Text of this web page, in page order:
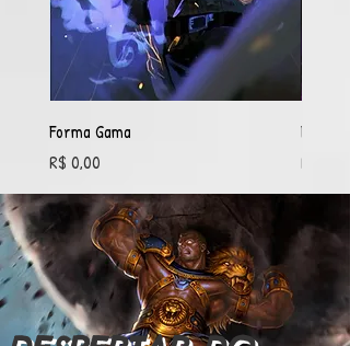
Forma Gama
Preço
R$ 0,00
Forma
Preço
R$